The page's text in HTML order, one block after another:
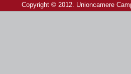
Copyright © 2012. Unioncamere